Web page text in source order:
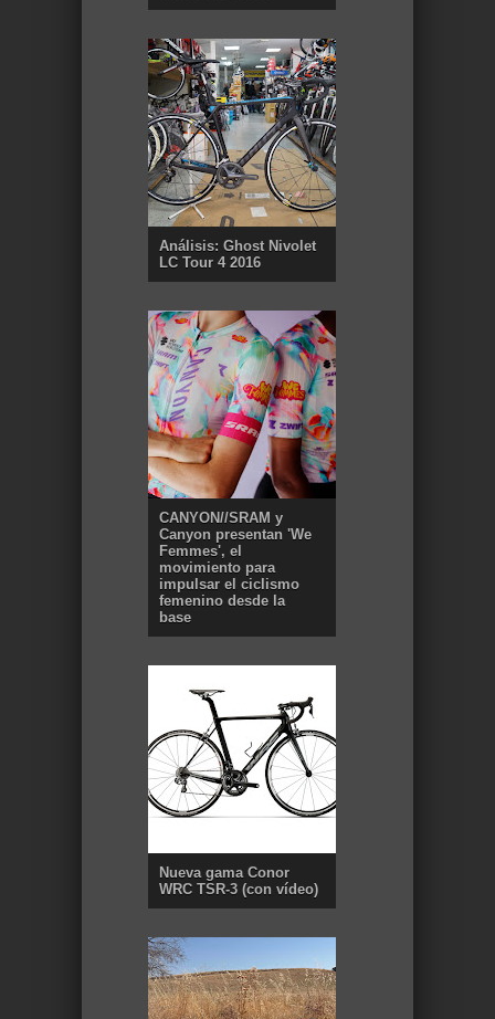
Análisis: Ghost Nivolet
LC Tour 4 2016
CANYON//SRAM y
Canyon presentan 'We
Femmes', el
movimiento para
impulsar el ciclismo
femenino desde la
base
Nueva gama Conor
WRC TSR-3 (con vídeo)